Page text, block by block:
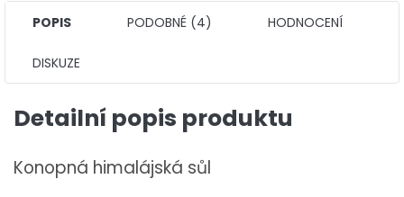
POPIS PODOBNÉ (4) HODNOCENÍ
DISKUZE
Detailní popis produktu
Konopná himalájská sůl